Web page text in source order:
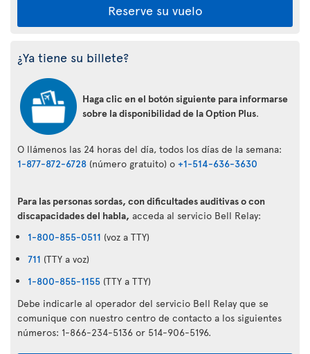
Reserve su vuelo
¿Ya tiene su billete?
Haga clic en el botón siguiente para informarse
sobre la disponibilidad de la Option Plus.
O llámenos las 24 horas del día, todos los días de la semana:
1-877-872-6728 (número gratuito) o +1-514-636-3630
Para las personas sordas, con dificultades auditivas o con
discapacidades del habla, acceda al servicio Bell Relay:
1-800-855-0511 (voz a TTY)
711 (TTY a voz)
1-800-855-1155 (TTY a TTY)
Debe indicarle al operador del servicio Bell Relay que se
comunique con nuestro centro de contacto a los siguientes
números: 1-866-234-5136 or 514-906-5196.